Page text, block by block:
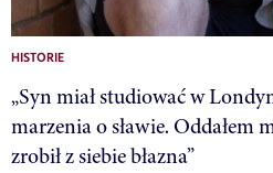
HISTORIE
„Syn miał studiować w
marzenia o sławie. Oddałem
zrobił z siebie błazna”